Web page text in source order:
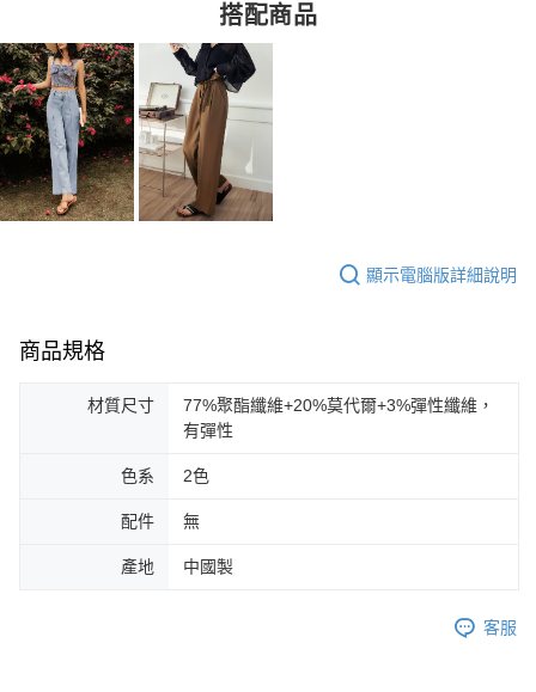
搭配商品
顯示電腦版詳細說明
商品規格
材質尺寸
77%聚酯纖維+20%莫代爾+3%彈性纖維，
有彈性
色系 2色
配件 無
產地 中國製
客服